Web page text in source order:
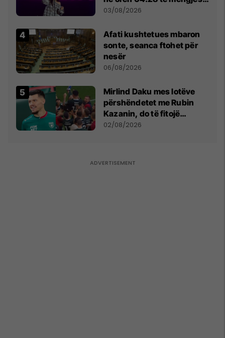
- dhe bota digjitale serbe
03/08/2026
Afati kushtetues mbaron
sonte, seanca ftohet për
nesër
06/08/2026
Mirlind Daku mes lotëve
përshëndetet me Rubin
Kazanin, do të fitojë
miliona te Spartak Moska
02/08/2026